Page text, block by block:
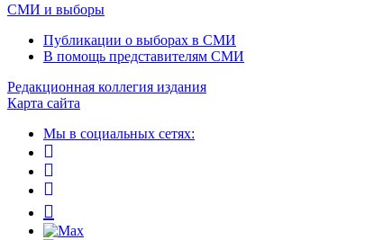
СМИ и выборы
Публикации о выборах в СМИ
В помощь представителям СМИ
Редакционная коллегия издания
Карта сайта
Мы в социальных сетях: